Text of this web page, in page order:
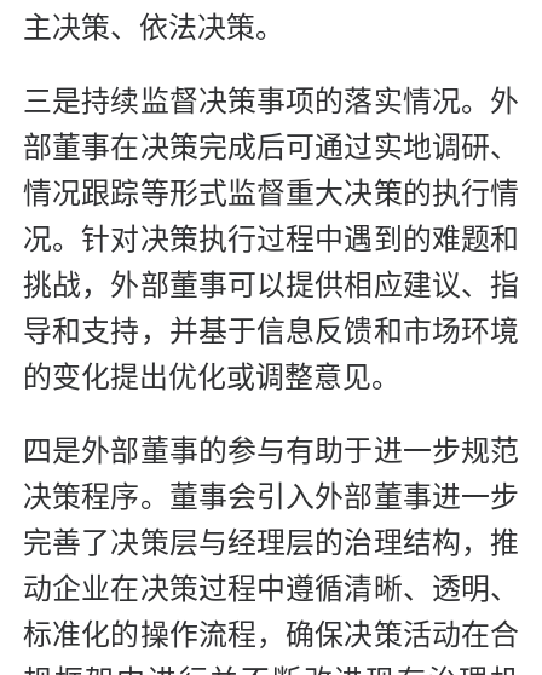
主决策、依法决策。
三是持续监督决策事项的落实情况。外
部董事在决策完成后可通过实地调研、
情况跟踪等形式监督重大决策的执行情
况。针对决策执行过程中遇到的难题和
挑战，外部董事可以提供相应建议、指
导和支持，并基于信息反馈和市场环境
的变化提出优化或调整意见。
四是外部董事的参与有助于进一步规范
决策程序。董事会引入外部董事进一步
完善了决策层与经理层的治理结构，推
动企业在决策过程中遵循清晰、透明、
标准化的操作流程，确保决策活动在合